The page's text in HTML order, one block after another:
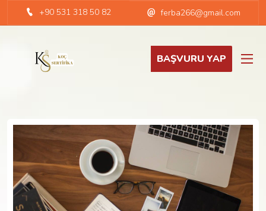
+90 531 318 50 82 ferba266@gmail.com
BAŞVURU YAP